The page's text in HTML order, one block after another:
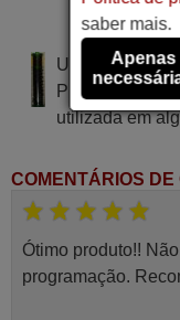
TEC
Utiliza 2 pilhas
Pilha
utilizada em
COMENTÁRIOS DE
Ótimo produto!!
programação.
saber mais.
Apenas